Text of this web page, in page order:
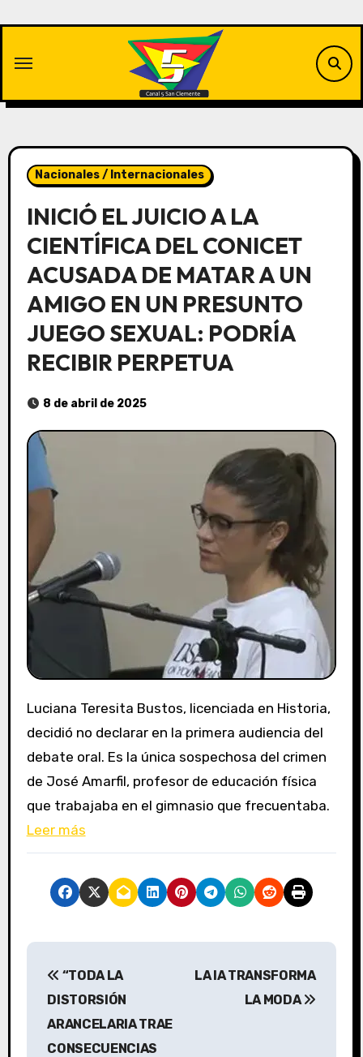
contenido
Nacionales / Internacionales
INICIÓ EL JUICIO A LA
CIENTÍFICA DEL CONICET
ACUSADA DE MATAR A UN
AMIGO EN UN PRESUNTO
JUEGO SEXUAL: PODRÍA
RECIBIR PERPETUA
8 de abril de 2025
Luciana Teresita Bustos, licenciada en Historia,
decidió no declarar en la primera audiencia del
debate oral. Es la única sospechosa del crimen
de José Amarfil, profesor de educación física
que trabajaba en el gimnasio que frecuentaba.
Leer más
N
“TODA LA
DISTORSIÓN
ARANCELARIA TRAE
CONSECUENCIAS
LA IA TRANSFORMA
LA MODA